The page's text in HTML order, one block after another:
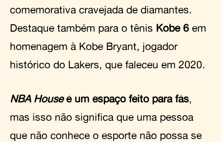
comemorativa cravejada de diamantes.
Destaque também para o tênis Kobe 6 em
homenagem à Kobe Bryant, jogador
histórico do Lakers, que faleceu em 2020.
NBA Houseé um espaço feito para fãs,
mas isso não significa que uma pessoa
que não conhece o esporte não possa se